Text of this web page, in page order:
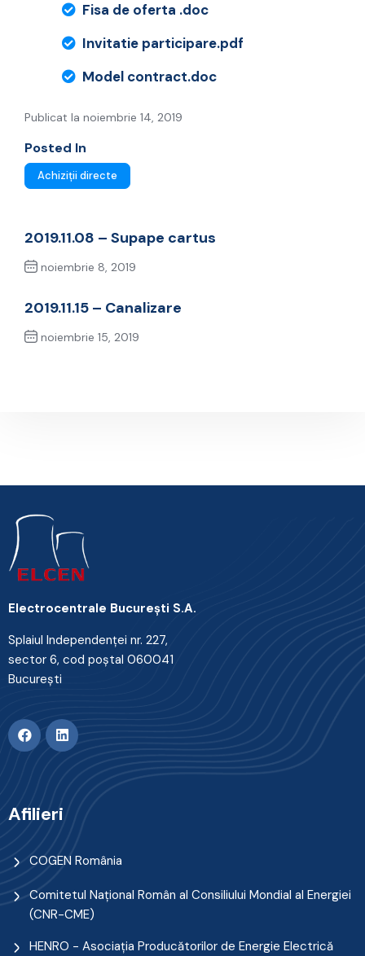
Fisa de oferta .doc
Invitatie participare.pdf
Model contract.doc
Publicat la noiembrie 14, 2019
Posted In
Achiziții directe
2019.11.08 – Supape cartus
noiembrie 8, 2019
2019.11.15 – Canalizare
noiembrie 15, 2019
Electrocentrale Bucureşti S.A.
Splaiul Independenţei nr. 227,
sector 6, cod poştal 060041
Bucureşti
Afilieri
COGEN România
Comitetul Naţional Român al Consiliului Mondial al Energiei
(CNR-CME)
HENRO - Asociația Producătorilor de Energie Electrică